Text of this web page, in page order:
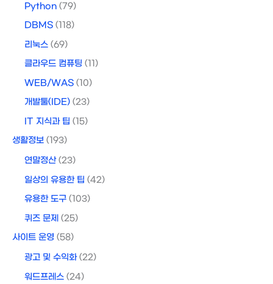
Python (79)
DBMS (118)
리눅스 (69)
클라우드 컴퓨팅 (11)
WEB/WAS (10)
개발툴(IDE) (23)
IT 지식과 팁 (15)
생활정보 (193)
연말정산(23)
일상의 유용한 팁 (42)
유용한 도구 (103)
퀴즈 문제 (25)
사이트 운영 (58)
광고 및 수익화(22)
워드프레스 (24)